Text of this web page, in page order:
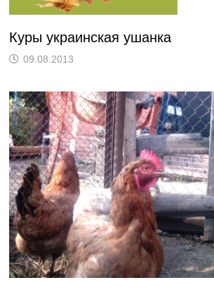
Куры украинская ушанка
09.08.2013